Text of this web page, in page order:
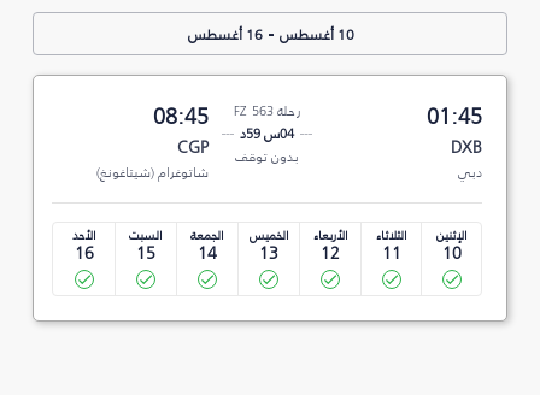
10 أغسطس -16 أغسطس
01:45
DXB
دبي
رحلة FZ 563
04س 59د
بدون توقف
08:45
CGP
شاتوغرام (شيتاغونغ)
الإثنين
10
الثلاثاء
11
الأربعاء
12
الخميس
13
الجمعة
14
السبت
15
الأحد
16